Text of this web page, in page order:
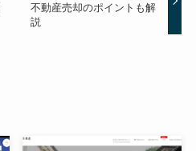
不動産売却のポイントも解
説